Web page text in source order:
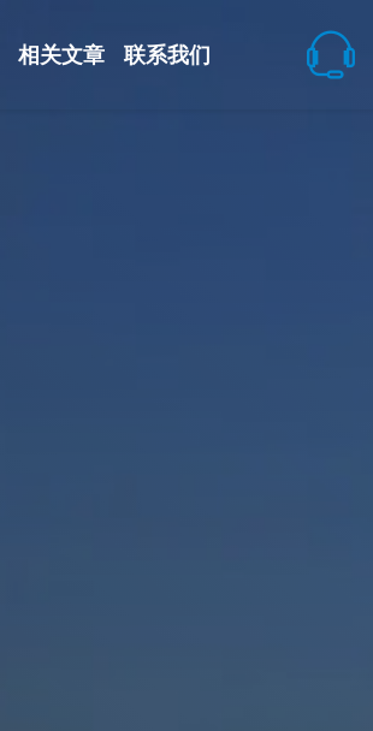
相关文章 联系我们